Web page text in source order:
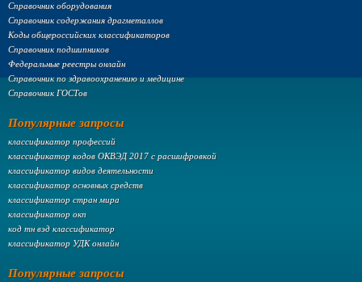
Справочник оборудования
Справочник содержания драгметаллов
Коды общероссийских классификаторов
Справочник подшипников
Федеральные реестры онлайн
Справочник по здравоохранению и медицине
Справочник ГОСТов
Популярные запросы
классификатор профессий
классификатор кодов ОКВЭД 2017 с расшифровкой
классификатор видов деятельности
классификатор основных средств
классификатор стран мира
классификатор окп
код тн вэд классификатор
классификатор УДК онлайн
Популярные запросы